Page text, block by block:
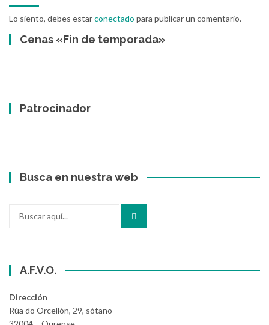
Lo siento, debes estarconectado para publicar un comentario.
Cenas «Fin de temporada»
Patrocinador
Busca en nuestra web
A.F.V.O.
Dirección
Rúa do Orcellón, 29, sótano